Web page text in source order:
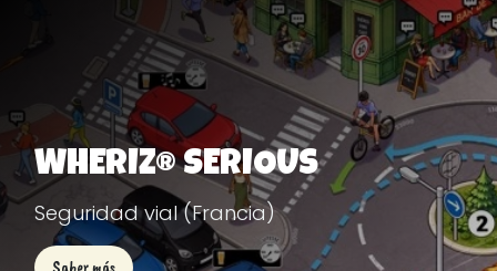
WHERIZ® SERIOUS
Seguridad vial (Francia)